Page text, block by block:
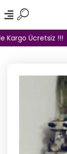
Ücretsiz !!!